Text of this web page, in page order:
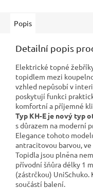
Popis
Detailní popis
Elektrické topné
topidlem mezi
vzhled nepůsobí v
poskytují funkci
komfortní a příjemné
Typ KH-E je nový typ
s důrazem na moderní
Elegance tohoto
antracitovou barvou,
Topidla jsou plněna
přívodní šňůra délky 1
(zástrčkou) UniSchuko.
součástí balení.